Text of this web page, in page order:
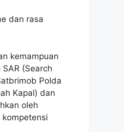
dan rasa
kemampuan
(Search
Polda
Kapal) dan
oleh